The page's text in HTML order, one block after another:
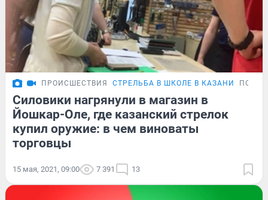
ПРОИСШЕСТВИЯ СТРЕЛЬБА В ШКОЛЕ В КАЗАНИ
Силовики нагрянули в магазин в
Йошкар-Оле, где казанский стрелок
купил оружие: в чем виноваты
торговцы
15 мая, 2021, 09:00 7 391 13